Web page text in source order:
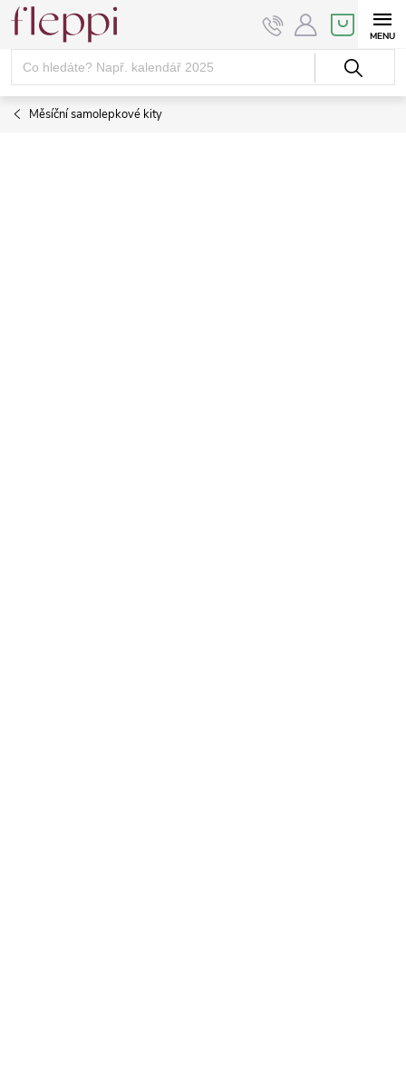
Přejít
obsah
NÁKUPNÍ
KOŠÍK
Měsíční samolepkové kity